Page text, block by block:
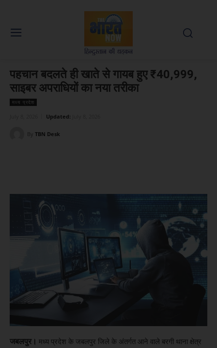
पहचान बदलते ही खाते से गायब हुए ₹40,999,
साइबर अपराधियों का नया तरीका
मध्य प्रदेश
Updated:
By TBN Desk
जबलपुर। मध्य प्रदेश के जबलपुर जिले के अंतर्गत आने वाले बरगी थाना क्षेत्र